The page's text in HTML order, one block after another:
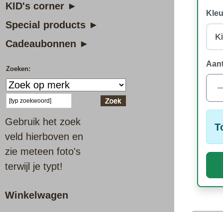
KID's corner ►
Special products ►
Cadeaubonnen ►
Zoeken:
Gebruik het zoek
veld hierboven en
zie meteen foto's
terwijl je typt!
Winkelwagen